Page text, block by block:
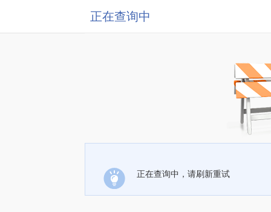
正在查询中
正在查询中，请刷新重试